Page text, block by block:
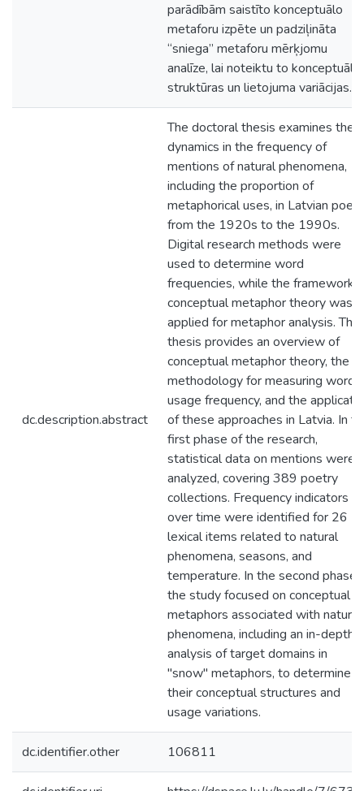
parādībām saistīto konceptuālo
metaforu izpēte un padziļināta
“sniega” metaforu mērķjomu
analīze, lai noteiktu to
struktūras un lietojuma variācijas.
dc.description.abstract
The doctoral thesis examines the
dynamics in the frequency of
mentions of natural phenomena,
including the proportion of
metaphorical uses, in Latvian
from the 1920s to the 1990s.
Digital research methods were
used to determine word
frequencies, while the framework
conceptual metaphor theory was
applied for metaphor analysis. The
thesis provides an overview of
conceptual metaphor theory, the
methodology for measuring word
usage frequency, and the
of these approaches in Latvia. In
first phase of the research,
statistical data on mentions were
analyzed, covering 389 poetry
collections. Frequency indicators
over time were identified for 26
lexical items related to natural
phenomena, seasons, and
temperature. In the second phase,
the study focused on conceptual
metaphors associated with natural
phenomena, including an in-depth
analysis of target domains in
"snow" metaphors, to determine
their conceptual structures and
usage variations.
dc.identifier.other 106811